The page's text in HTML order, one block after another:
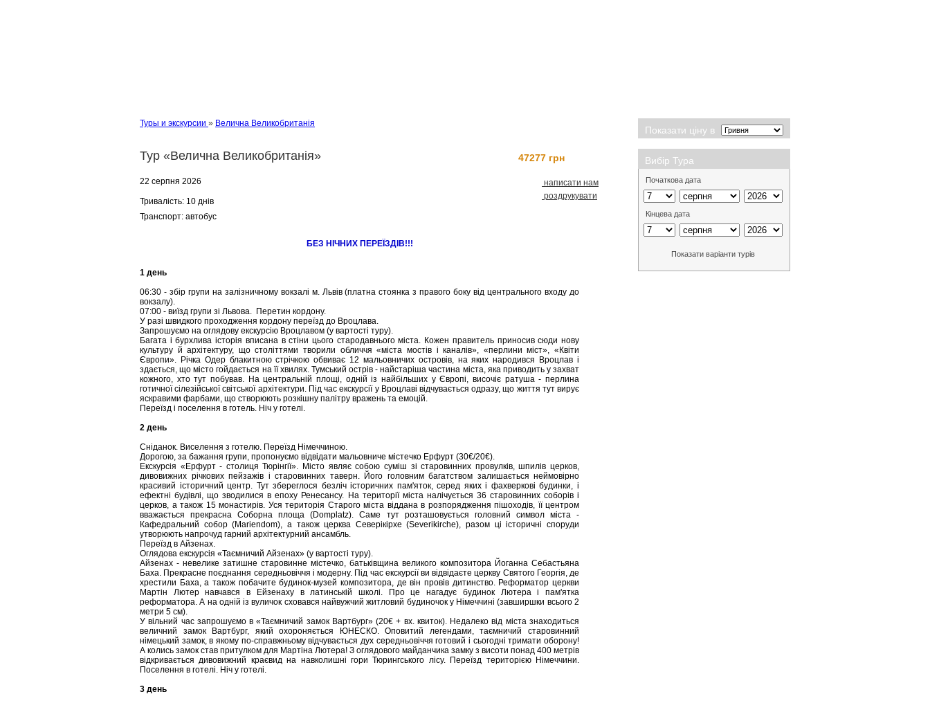
Туры и экскурсии » Велична Великобританія
Тур «Велична Великобританія» 47277 грн
написати нам
роздрукувати
22 серпня 2026
Тривалість: 10 днів
Транспорт: автобус
БЕЗ НІЧНИХ ПЕРЕЇЗДІВ!!!
1 день
06:30 - збір групи на залізничному вокзалі м. Львів (платна стоянка з правого боку від центрального входу до
вокзалу).
07:00 - виїзд групи зі Львова. Перетин кордону.
У разі швидкого проходження кордону переїзд до Вроцлава.
Запрошуємо на оглядову екскурсію Вроцлавом (у вартості туру).
Багата і бурхлива історія вписана в стіни цього стародавнього міста. Кожен правитель приносив сюди нову
культуру й архітектуру, що століттями творили обличчя «міста мостів і каналів», «перлини міст», «Квіти
Європи». Річка Одер блакитною стрічкою обвиває 12 мальовничих островів, на яких народився Вроцлав і
здається, що місто гойдається на її хвилях. Тумський острів - найстаріша частина міста, яка приводить у захват
кожного, хто тут побував. На центральній площі, одній із найбільших у Європі, височіє ратуша - перлина
готичної сілезійської світської архітектури. Під час екскурсії у Вроцлаві відчувається одразу, що життя тут вирує
яскравими фарбами, що створюють розкішну палітру вражень та емоцій.
Переїзд і поселення в готель. Ніч у готелі.
2 день
Сніданок. Виселення з готелю. Переїзд Німеччиною.
Дорогою, за бажання групи, пропонуємо відвідати мальовниче містечко Ерфурт (30€/20€).
Екскурсія «Ерфурт - столиця Тюрінгії». Місто являє собою суміш зі старовинних провулків, шпилів церков,
дивовижних річкових пейзажів і старовинних таверн. Його головним багатством залишається неймовірно
красивий історичний центр. Тут збереглося безліч історичних пам'яток, серед яких і фахверкові будинки, і
ефектні будівлі, що зводилися в епоху Ренесансу. На території міста налічується 36 старовинних соборів і
церков, а також 15 монастирів. Уся територія Старого міста віддана в розпорядження пішоходів, її центром
вважається прекрасна Соборна площа (Domplatz). Саме тут розташовується головний символ міста -
Кафедральний собор (Mariendom), а також церква Северікірхе (Severikirche), разом ці історичні споруди
утворюють напрочуд гарний архітектурний ансамбль.
Переїзд в Айзенах.
Оглядова екскурсія «Таємничий Айзенах» (у вартості туру).
Айзенах - невелике затишне старовинне містечко, батьківщина великого композитора Йоганна Себастьяна
Баха. Прекрасне поєднання середньовіччя і модерну. Під час екскурсії ви відвідаєте церкву Святого Георгія, де
хрестили Баха, а також побачите будинок-музей композитора, де він провів дитинство. Реформатор церкви
Мартін Лютер навчався в Ейзенаху в латинській школі. Про це нагадує будинок Лютера і пам'ятка
реформатора. А на одній із вуличок сховався найвужчий житловий будиночок у Німеччині (завширшки всього 2
метри 5 см).
У вільний час запрошуємо в «Таємничий замок Вартбург» (20€ + вх. квиток). Недалеко від міста знаходиться
величний замок Вартбург, який охороняється ЮНЕСКО. Оповитий легендами, таємничий старовинний
німецький замок, в якому по-справжньому відчувається дух середньовіччя готовий і сьогодні тримати оборону!
А колись замок став притулком для Мартіна Лютера! З оглядового майданчика замку з висоти понад 400 метрів
відкривається дивовижний краєвид на навколишні гори Тюрингського лісу. Переїзд територією Німеччини.
Поселення в готелі. Ніч у готелі.
3 день
Показати ціну в
Вибір Тура
Початкова дата
Кінцева дата